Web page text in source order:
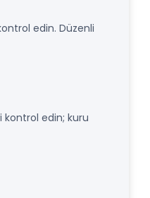
edin. Düzenli
kontrol edin; kuru